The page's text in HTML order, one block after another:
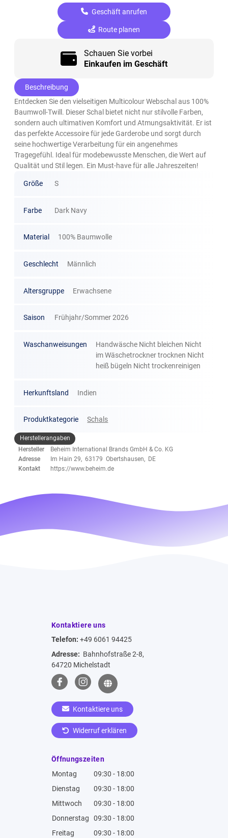
Geschäft anrufen
Route planen
Schauen Sie vorbei
Einkaufen im Geschäft
Beschreibung
Entdecken Sie den vielseitigen Multicolour Webschal aus 100%
Baumwoll-Twill. Dieser Schal bietet nicht nur stilvolle Farben,
sondern auch ultimativen Komfort und Atmungsaktivität. Er ist
das perfekte Accessoire für jede Garderobe und sorgt durch
seine hochwertige Verarbeitung für ein angenehmes
Tragegefühl. Ideal für modebewusste Menschen, die Wert auf
Qualität und Stil legen. Ein Must-have für alle Jahreszeiten!
Größe S
Farbe Dark Navy
Material 100% Baumwolle
Geschlecht Männlich
Altersgruppe Erwachsene
Saison Frühjahr/Sommer 2026
Waschanweisungen
Handwäsche Nicht bleichen Nicht
im Wäschetrockner trocknen Nicht
heiß bügeln Nicht trockenreinigen
Herkunftsland Indien
Produktkategorie Schals
Herstellerangaben
Hersteller
Beheim International Brands GmbH & Co. KG
Adresse
Im Hain 29, 63179 Obertshausen, DE
Kontakt
https://www.beheim.de
Kontaktiere uns
Telefon: +49 6061 94425
Adresse: Bahnhofstraße 2-8,
64720 Michelstadt
Kontaktiere uns
Widerruf erklären
Öffnungszeiten
Montag
09:30 - 18:00
Dienstag
09:30 - 18:00
Mittwoch
09:30 - 18:00
Donnerstag
09:30 - 18:00
Freitag
09:30 - 18:00